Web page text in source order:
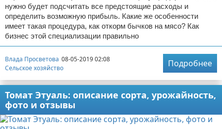
нужно будет подсчитать все предстоящие расходы и
определить возможную прибыль. Какие же особенности
имеет такая процедура, как откорм бычков на мясо? Как
бизнес этой специализации правильно
Влада Просветова 08-05-2019 02:08
Сельское хозяйство
Подробнее
Томат Этуаль: описание сорта, урожайность,
фото и отзывы